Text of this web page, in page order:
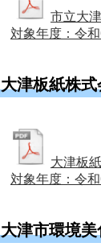
市立大
対象年度：令和
大津板紙株式
大津板
対象年度：令和
大津市環境